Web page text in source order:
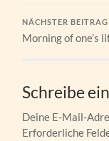
NÄCHSTER BEITRAG
Morning of one’s
Schreibe
Deine E-Mail-
Erforderliche